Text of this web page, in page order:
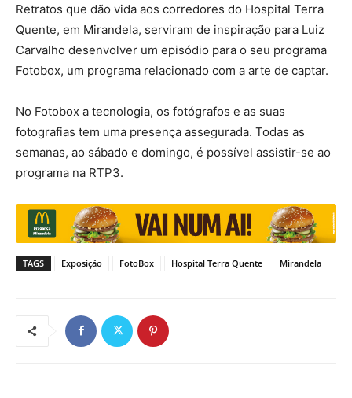
Retratos que dão vida aos corredores do Hospital Terra
Quente, em Mirandela, serviram de inspiração para Luiz
Carvalho desenvolver um episódio para o seu programa
Fotobox, um programa relacionado com a arte de captar.
No Fotobox a tecnologia, os fotógrafos e as suas
fotografias tem uma presença assegurada. Todas as
semanas, ao sábado e domingo, é possível assistir-se ao
programa na RTP3.
TAGS Exposição FotoBox Hospital Terra Quente Mirandela